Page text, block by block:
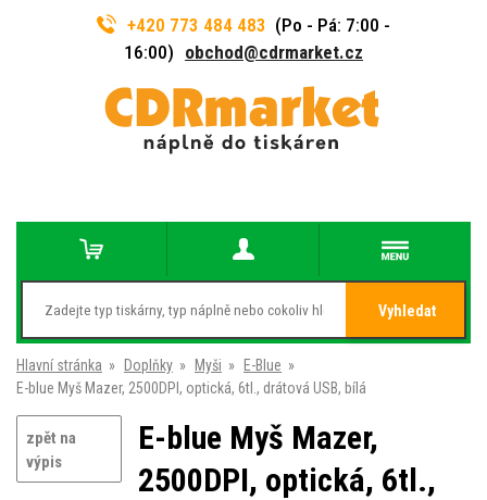
+420 773 484 483 (Po - Pá: 7:00 -
16:00) obchod@cdrmarket.cz
Vyhledat
Hlavní stránka » Doplňky » Myši » E-Blue »
E-blue Myš Mazer, 2500DPI, optická, 6tl., drátová USB, bílá
zpět na
výpis
E-blue Myš Mazer,
2500DPI, optická, 6tl.,